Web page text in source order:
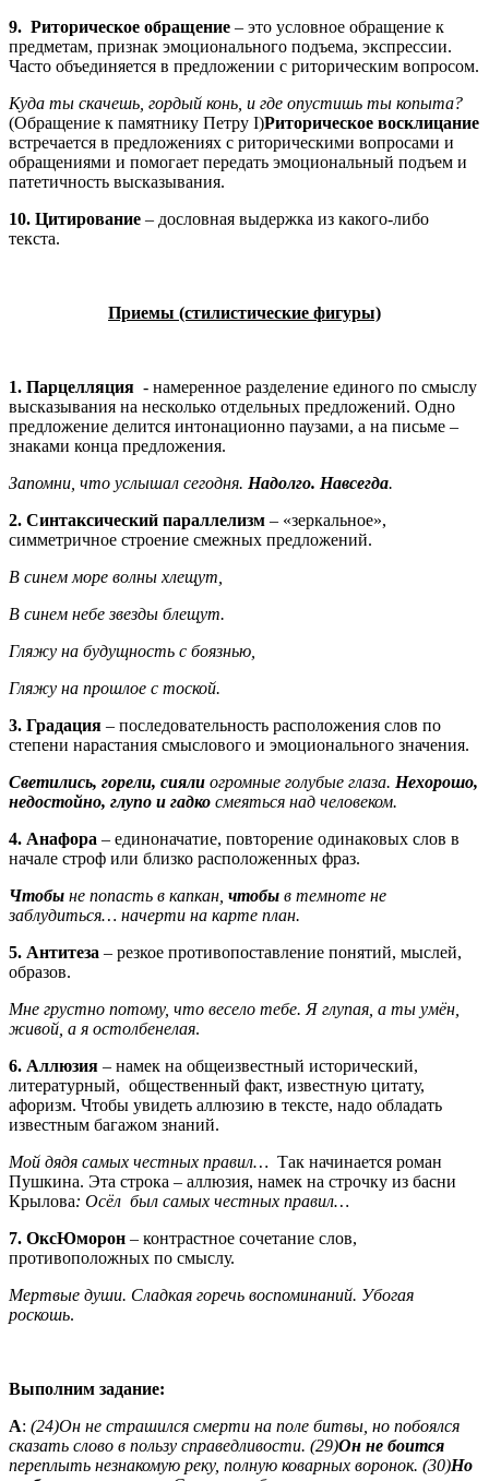
9. Риторическое обращение – это условное обращение к
предметам, признак эмоционального подъема, экспрессии.
Часто объединяется в предложении с риторическим вопросом.
Куда ты скачешь, гордый конь, и где опустишь ты копыта?
(Обращение к памятнику Петру I)Риторическое восклицание
встречается в предложениях с риторическими вопросами и
обращениями и помогает передать эмоциональный подъем и
патетичность высказывания.
10. Цитирование – дословная выдержка из какого-либо
текста.
Приемы (стилистические фигуры)
1. Парцелляция - намеренное разделение единого по смыслу
высказывания на несколько отдельных предложений. Одно
предложение делится интонационно паузами, а на письме –
знаками конца предложения.
Запомни, что услышал сегодня. Надолго. Навсегда.
2. Синтаксический параллелизм – «зеркальное»,
симметричное строение смежных предложений.
В синем море волны хлещут,
В синем небе звезды блещут.
Гляжу на будущность с боязнью,
Гляжу на прошлое с тоской.
3. Градация – последовательность расположения слов по
степени нарастания смыслового и эмоционального значения.
Светились, горели, сияли огромные голубые глаза. Нехорошо,
недостойно, глупо и гадко смеяться над человеком.
4. Анафора – единоначатие, повторение одинаковых слов в
начале строф или близко расположенных фраз.
Чтобы не попасть в капкан, чтобы в темноте не
заблудиться… начерти на карте план.
5. Антитеза – резкое противопоставление понятий, мыслей,
образов.
Мне грустно потому, что весело тебе. Я глупая, а ты умён,
живой, а я остолбенелая.
6. Аллюзия – намек на общеизвестный исторический,
литературный, общественный факт, известную цитату,
афоризм. Чтобы увидеть аллюзию в тексте, надо обладать
известным багажом знаний.
Мой дядя самых честных правил… Так начинается роман
Пушкина. Эта строка – аллюзия, намек на строчку из басни
Крылова: Осёл был самых честных правил…
7. ОксЮморон – контрастное сочетание слов,
противоположных по смыслу.
Мертвые души. Сладкая горечь воспоминаний. Убогая
роскошь.
Выполним задание:
А: (24)Он не страшился смерти на поле битвы, но побоялся
сказать слово в пользу справедливости. (29)Он не боится
переплыть незнакомую реку, полную коварных воронок. (30)Но